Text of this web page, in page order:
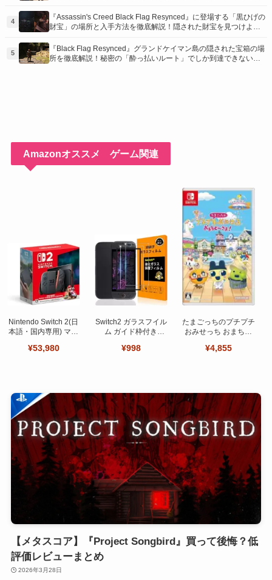
介！
4
『Assassin's Creed Black Flag Resynced』に登場する「黒ひげの
財宝」の場所と入手方法を徹底解説！隠された財宝を見つけよ
5
『Black Flag Resynced』グランドケイマン島の隠された宝箱の場
所を徹底解説！秘密の「酔っ払いルート」でしか到達できないお
Amazonオススメ ゲーム関連
Nintendo Switch 2(日
本語・国内専用) マリ
ット
¥53,980
Switch2 ガラスフイル
ム ガイド枠付き
ット 日本旭硝子製-高
¥998
たまごっちのプチプチ
おみせっち おまちど
¥4,855
【メタスコア】『Project Songbird』買って後悔？低
評価レビューまとめ
2026年3月28日